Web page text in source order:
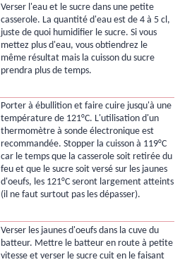
Verser l'eau et le sucre dans une petite
casserole. La quantité d'eau est de 4 à 5 cl,
juste de quoi humidifier le sucre. Si vous
mettez plus d'eau, vous obtiendrez le
même résultat mais la cuisson du sucre
prendra plus de temps.
Porter à ébullition et faire cuire jusqu'à une
température de 121°C. L'utilisation d'un
thermomètre à sonde électronique est
recommandée. Stopper la cuisson à 119°C
car le temps que la casserole soit retirée du
feu et que le sucre soit versé sur les jaunes
d'oeufs, les 121°C seront largement atteints
(il ne faut surtout pas les dépasser).
Verser les jaunes d'oeufs dans la cuve du
batteur. Mettre le batteur en route à petite
vitesse et verser le sucre cuit en le faisant